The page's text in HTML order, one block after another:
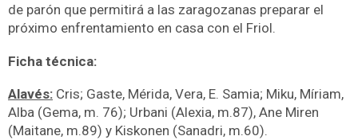
de parón que permitirá a las zaragozanas preparar el
próximo enfrentamiento en casa con el Friol.
Ficha técnica:
Alavés: Cris; Gaste, Mérida, Vera, E. Samia; Miku, Míriam,
Alba (Gema, m. 76); Urbani (Alexia, m.87), Ane Miren
(Maitane, m.89) y Kiskonen (Sanadri, m.60).